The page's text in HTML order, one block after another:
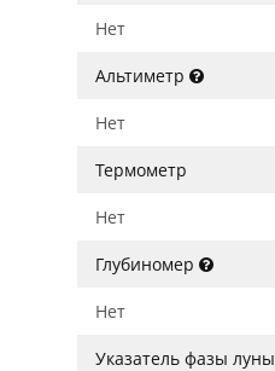
Нет
Альтиметр
Нет
Термометр
Нет
Глубиномер
Нет
Указатель фазы луны